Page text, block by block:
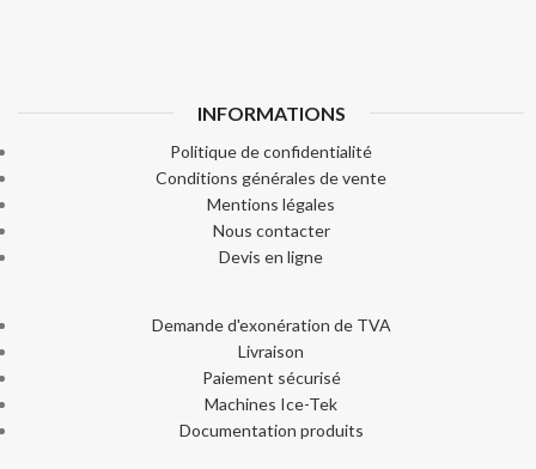
INFORMATIONS
Politique de confidentialité
Conditions générales de vente
Mentions légales
Nous contacter
Devis en ligne
Demande d'exonération de TVA
Livraison
Paiement sécurisé
Machines Ice-Tek
Documentation produits